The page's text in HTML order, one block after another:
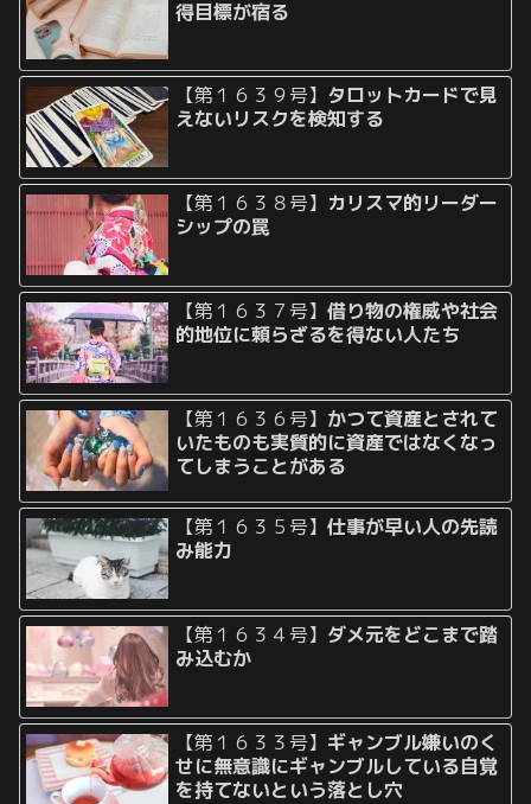
得目標が宿る
【第１６３９号】 タロットカードで見
えないリスクを検知する
【第１６３８号】 カリスマ的リーダー
シップの罠
【第１６３７号】借り物の権威や社会
的地位に頼らざるを得ない人たち
【第１６３６号】 かつて資産とされて
いたものも実質的に資産ではなくなっ
てしまうことがある
【第１６３５号】仕事が早い人の先読
み能力
【第１６３４号】 ダメ元をどこまで踏
み込むか
【第１６３３号】 ギャンブル嫌いのく
せに無意識にギャンブルしている自覚
を持てないという落とし穴